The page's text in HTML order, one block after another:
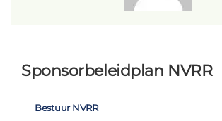
Sponsorbeleidplan NVRR
Bestuur NVRR